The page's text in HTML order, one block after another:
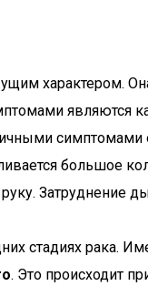
характером.
являются
симптомами
большое
стадиях рака.
. Это происходит